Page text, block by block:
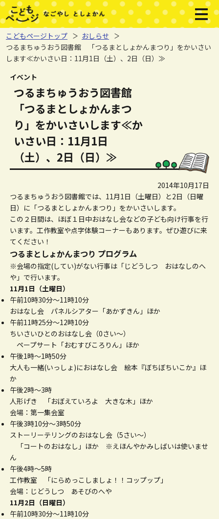
ページの先頭です。
本文へジャンプする。
メニ
こどもページトップ
おしらせ
つるまちゅうおう図書館 「つるまとしょかんまつり」をかいさい
します≪かいさい日：11月1日（土）、2日（日）≫
ここから本文です。
イベント
つるまちゅうおう図書館
「つるまとしょかんまつ
り」をかいさいします≪か
いさい日：11月1日
（土）、2日（日）≫
2014年10月17日
つるまちゅうおう図書館では、11月1日（土曜日）と2日（日曜
日）に「つるまとしょかんまつり」をかいさいします。
この２日間は、ほぼ１日中おはなし会などの子ども向け行事を行
います。工作教室や点字体験コーナーもあります。ぜひ遊びに来
てください！
つるまとしょかんまつり プログラム
※会場の指定(してい)がない行事は「じどうしつ おはなしのへ
や」で行います。
11月1日（土曜日）
午前10時30分～11時10分
おはなし会 パネルシアター「あかずきん」ほか
午前11時25分～12時10分
ちいさいひとのおはなし会（0さい～）
ペープサート「おむすびころりん」ほか
午後1時～1時50分
大人も一緒(いっしょ)におはなし会 絵本『ぼちぼちいこか』ほ
か
午後2時～3時
人形げき 「おぼえていろよ 大きな木」ほか
会場：第一集会室
午後3時10分～3時50分
ストーリーテリングのおはなし会（5さい～）
「コートのおはなし」ほか ※えほんやかみしばいは使いませ
ん
午後4時～5時
工作教室 「にらめっこしましょ！！コップップ」
会場：じどうしつ あそびのへや
11月2日（日曜日）
午前10時30分～11時10分